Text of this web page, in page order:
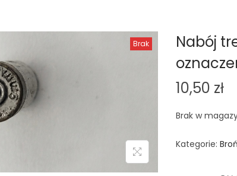
Brak
Nabój
10,50 zł
Brak w
Kategorie: Broń